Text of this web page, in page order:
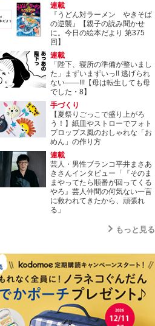
連載
『うどん対ラーメン やきそば
の逆襲』【親子の読み聞かせ
に。今日の絵本だより 第375
回】
連載
「陛下、寝所の準備が整いまし
た」まずいまずいっ!! 逃げられ
ない――!!!【母は転生しても母
でした・8】
手づくり
【夏祭りごっこで盛り上がろ
う！】紙皿やストローでフォト
プロップス風のおしゃれな「お
めん」の作り方
連載
芸人・男性ブランコ平井まさあ
きさんインタビュー「『そのま
まやってたら順番が回ってくる
やろ』芸人仲間の何気ない一言
に救われてきたから、頑張れ
る」
もっと見る